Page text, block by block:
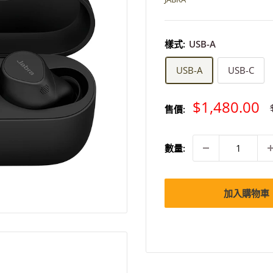
樣式: USB-A
USB-A USB-C
售價: 特
$1,480.00
數量:
加入購物車